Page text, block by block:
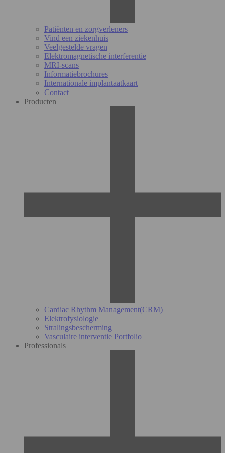
Patiënten en zorgverleners
Vind een ziekenhuis
Veelgestelde vragen
Elektromagnetische interferentie
MRI-scans
Informatiebrochures
Internationale implantaatkaart
Contact
Producten
Cardiac Rhythm Management(CRM)
Elektrofysiologie
Stralingsbescherming
Vasculaire interventie Portfolio
Professionals